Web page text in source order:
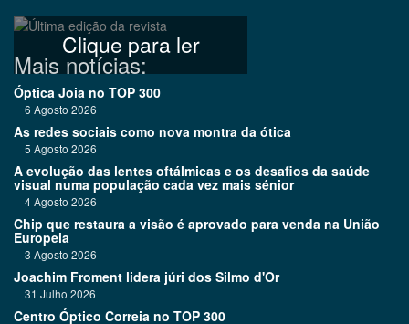
Clique para ler
Mais notícias:
Óptica Joia no TOP 300
6 Agosto 2026
As redes sociais como nova montra da ótica
5 Agosto 2026
A evolução das lentes oftálmicas e os desafios da saúde
visual numa população cada vez mais sénior
4 Agosto 2026
Chip que restaura a visão é aprovado para venda na União
Europeia
3 Agosto 2026
Joachim Froment lidera júri dos Silmo d'Or
31 Julho 2026
Centro Óptico Correia no TOP 300